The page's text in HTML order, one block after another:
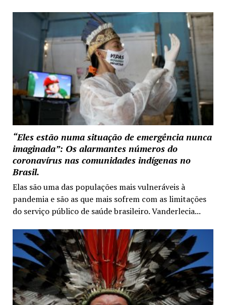
“Eles estão numa situação de emergência nunca
imaginada”: Os alarmantes números do
coronavírus nas comunidades indígenas no
Brasil.
Elas são uma das populações mais vulneráveis à
pandemia e são as que mais sofrem com as limitações
do serviço público de saúde brasileiro. Vanderlecia...